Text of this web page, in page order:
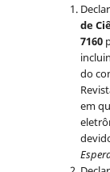
de
7160
do
em